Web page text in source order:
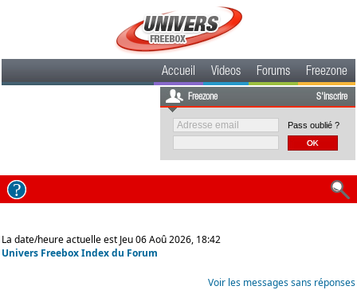
Accueil Videos Forums Freezone
Freezone S'inscrire
Pass oublié ?
La date/heure actuelle est Jeu 06 Aoû 2026, 18:42
Univers Freebox Index du Forum
Voir les messages sans réponses